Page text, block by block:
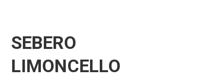
SEBERO
LIMONCELLO